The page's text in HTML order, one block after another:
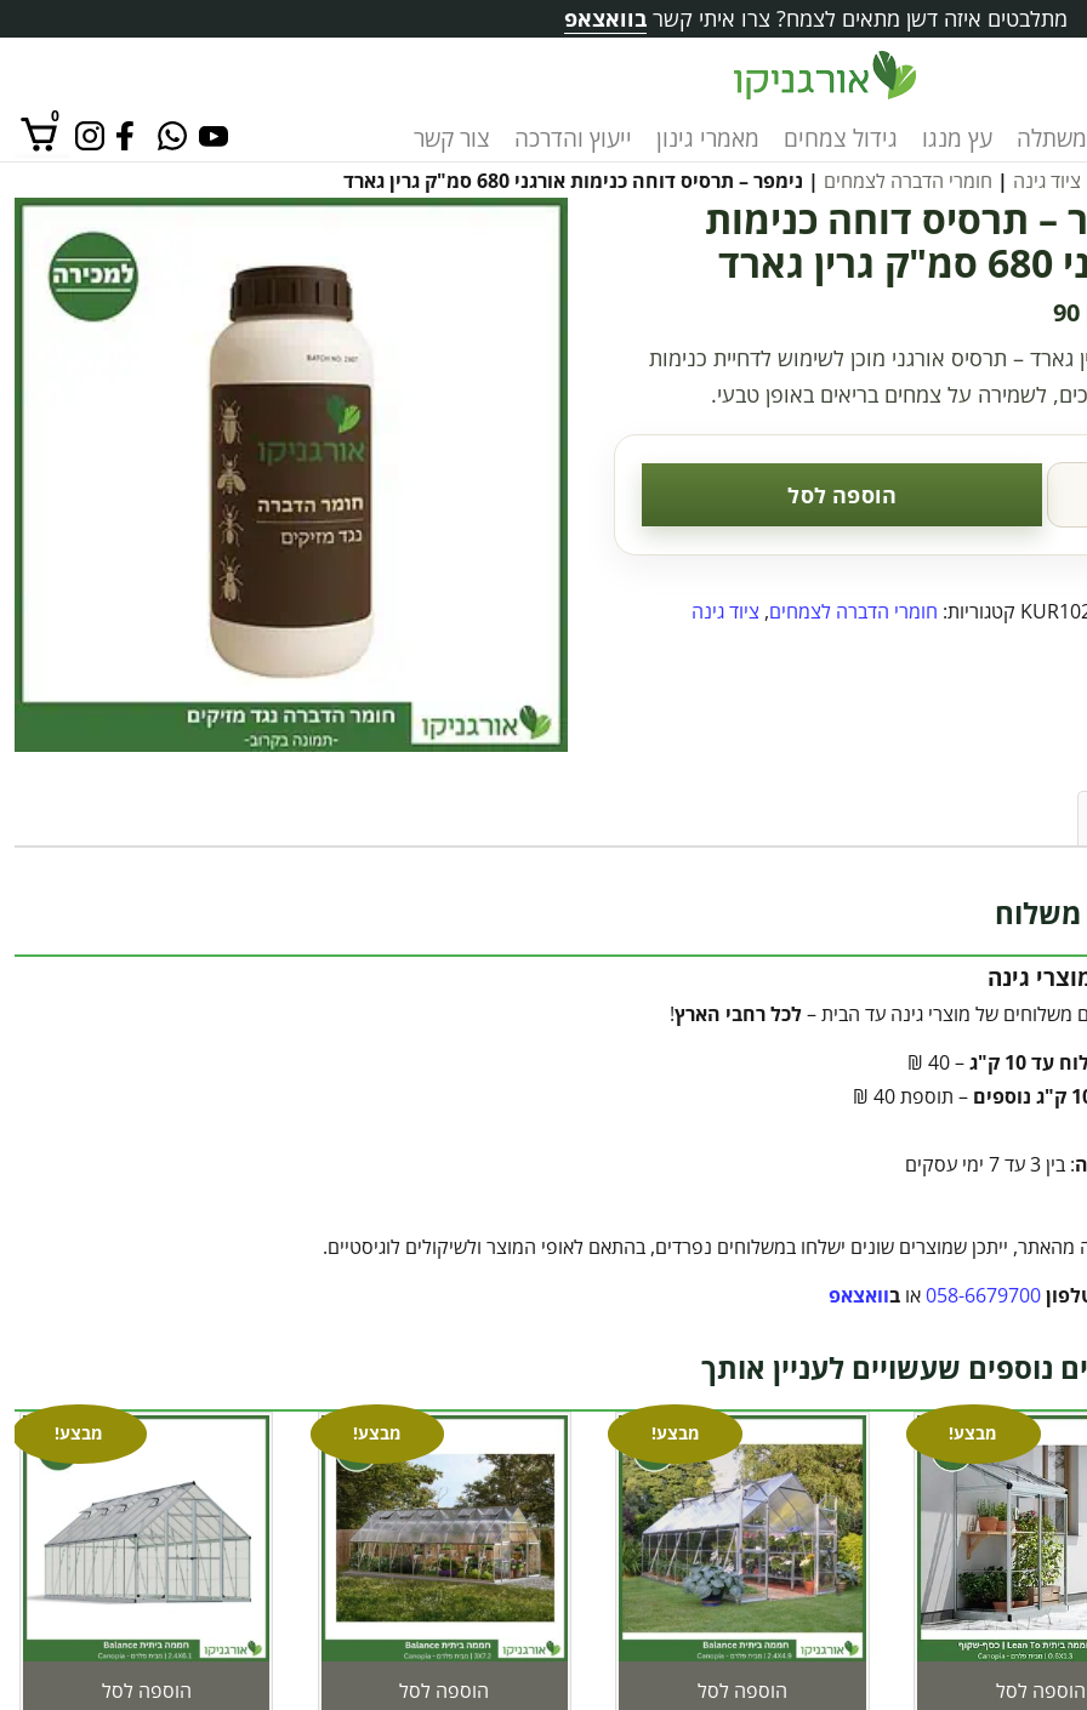
מתלבטים איזה דשן מתאים לצמח? צרו איתי קשרבוואצאפ
משתלה עץ מנגו גידול צמחים מאמרי גינון ייעוץ והדרכה צור קשר
0
אין מוצרים בסל הקניות.
ציוד גינה | חומרי הדברה לצמחים | נימפר – תרסיס דוחה כנימות אורגני 680 סמ"ק גרין גארד
– תרסיס דוחה כנימות
90
גארד – תרסיס אורגני מוכן לשימוש לדחיית כנימות
לשמירה על צמחים בריאים באופן טבעי.
כנימות
אורגני
גרין
הוספה לסל
קטגוריות: חומרי הדברה לצמחים, ציוד גינה
משלוח
גינה
משלוחים של מוצרי גינה עד הבית –לכל רחבי הארץ!
עד 10 ק"ג
– 40 ₪
– תוספת 40 ₪
: בין 3 עד 7 ימי עסקים
ייתכן שמוצרים שונים ישלחו במשלוחים נפרדים, בהתאם לאופי המוצר ולשיקולים לוגיסטיים.
058-6679700או בוואצאפ
נוספים שעשויים לעניין אותך
מבצע!
הוספה לסל
מבצע!
הוספה לסל
מבצע!
הוספה לסל
מבצע!
הוספה לסל